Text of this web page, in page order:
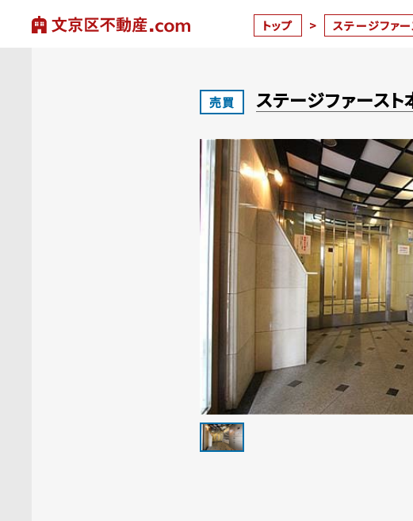
トップ > ステージファ
売買 ステージファース